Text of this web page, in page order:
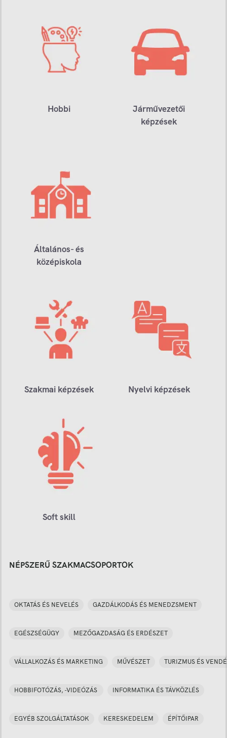
Hobbi
Járművezetői
képzések
Általános- és
középiskola
Szakmai képzések Nyelvi képzések
Soft skill
NÉPSZERŰ SZAKMACSOPORTOK
OKTATÁS ÉS NEVELÉS GAZDÁLKODÁS ÉS MENEDZSMENT
EGÉSZSÉGÜGY MEZŐGAZDASÁG ÉS ERDÉSZET
VÁLLALKOZÁS ÉS MARKETING MŰVÉSZET TURIZMUS ÉS
HOBBIFOTÓZÁS, -VIDEÓZÁS INFORMATIKA ÉS TÁVKÖZLÉS
EGYÉB SZOLGÁLTATÁSOK KERESKEDELEM ÉPÍTŐIPAR